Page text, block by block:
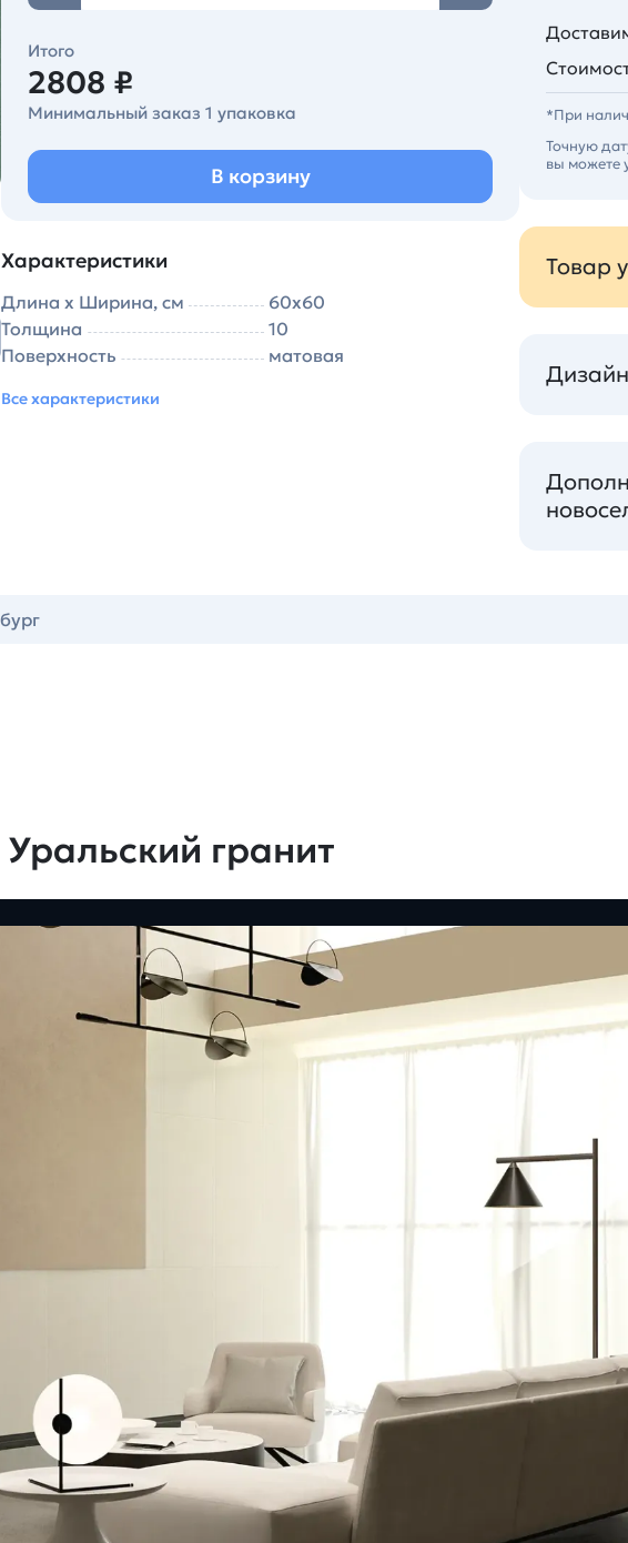
Итого
2808 ₽
Минимальный заказ 1 упаковка
В корзину
Характеристики
Длина х Ширина, см
60х60
Толщина
10
Поверхность
матовая
Все характеристики
*При
Точную
вы можете
Товар
гранит